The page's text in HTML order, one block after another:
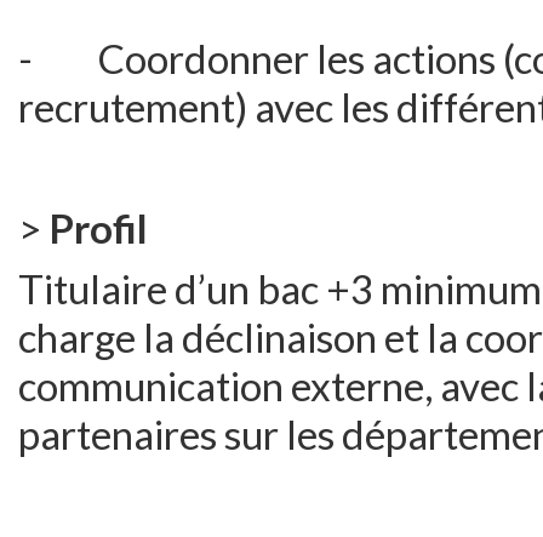
- Coordonner les actions
recrutement) avec les
> Profil
Titulaire d’un bac +3
charge la déclinaison et la
communication externe, avec
partenaires sur les